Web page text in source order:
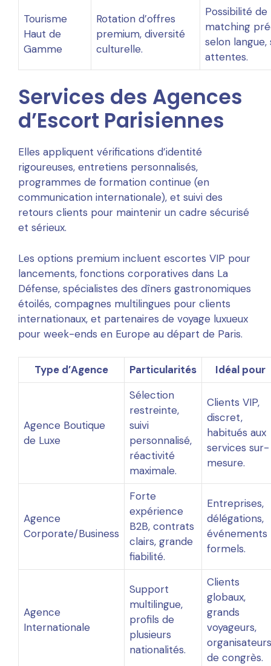
Tourisme
Haut de
Gamme
Rotation d’offres
premium, diversité
culturelle.
Possibilité de
matching
selon langue,
attentes.
Services des Agences
d’Escort Parisiennes
Elles appliquent vérifications d’identité
rigoureuses, entretiens personnalisés,
programmes de formation continue (en
communication internationale), et suivi des
retours clients pour maintenir un cadre sécurisé
et sérieux.
Les options premium incluent escortes VIP pour
lancements, fonctions corporatives dans La
Défense, spécialistes des dîners gastronomiques
étoilés, compagnes multilingues pour clients
internationaux, et partenaires de voyage luxueux
pour week-ends en Europe au départ de Paris.
Type d’Agence Particularités Idéal pour
Agence Boutique
de Luxe
Sélection
restreinte,
suivi
personnalisé,
réactivité
maximale.
Clients VIP,
discret,
habitués aux
services sur-
mesure.
Agence
Corporate/Business
Forte
expérience
B2B, contrats
clairs, grande
fiabilité.
Entreprises,
délégations,
événements
formels.
Agence
Internationale
Support
multilingue,
profils de
plusieurs
nationalités.
Clients
globaux,
grands
voyageurs,
organisateurs
de congrès.